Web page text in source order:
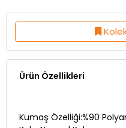
Ürün Özellikleri
Kumaş Özelliği:%90